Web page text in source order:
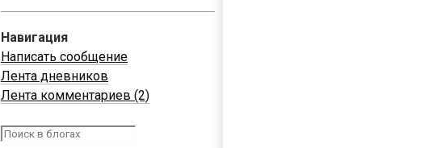
Навигация
Написать сообщение
Лента дневников
Лента комментариев (2)